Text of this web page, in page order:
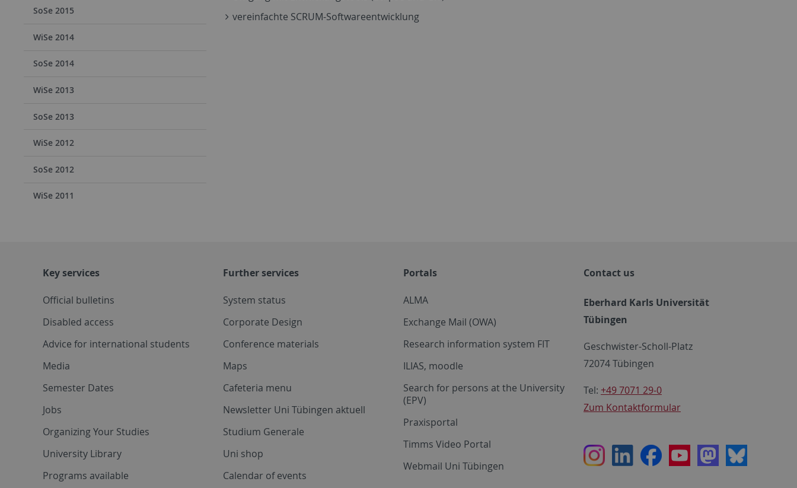
SoSe 2015
WiSe 2014
SoSe 2014
WiSe 2013
SoSe 2013
WiSe 2012
SoSe 2012
WiSe 2011
vereinfachte SCRUM-Softwareentwicklung
Key services
Official bulletins
Disabled access
Advice for international students
Media
Semester Dates
Jobs
Organizing Your Studies
University Library
Programs available
Further services
System status
Corporate Design
Conference materials
Maps
Cafeteria menu
Newsletter Uni Tübingen aktuell
Studium Generale
Uni shop
Calendar of events
Portals
ALMA
Exchange Mail (OWA)
Research information system FIT
ILIAS, moodle
Search for persons at the University
(EPV)
Praxisportal
Timms Video Portal
Webmail Uni Tübingen
Contact us
Eberhard Karls Universität
Tübingen
Geschwister-Scholl-Platz
72074 Tübingen
Tel: +49 7071 29-0
Zum Kontaktformular
InstagramLinkedInFacebookYoutubeMastodon
Bluesky